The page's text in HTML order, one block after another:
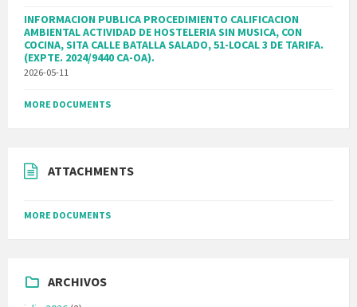
INFORMACION PUBLICA PROCEDIMIENTO CALIFICACION
AMBIENTAL ACTIVIDAD DE HOSTELERIA SIN MUSICA, CON
COCINA, SITA CALLE BATALLA SALADO, 51-LOCAL 3 DE TARIFA.
(EXPTE. 2024/9440 CA-OA).
2026-05-11
MORE DOCUMENTS
ATTACHMENTS
MORE DOCUMENTS
ARCHIVOS